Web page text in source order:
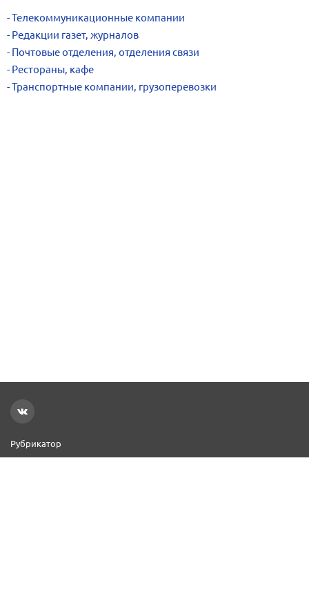
Телекоммуникационные компании
Редакции газет, журналов
Почтовые отделения, отделения связи
Рестораны, кафе
Транспортные компании, грузоперевозки
Рубрикатор